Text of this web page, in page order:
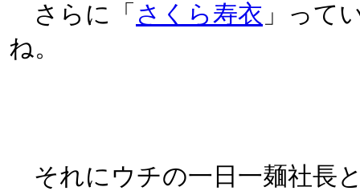
さらに「 さくら寿衣 」って
ね。
それにウチの一日一麺社長